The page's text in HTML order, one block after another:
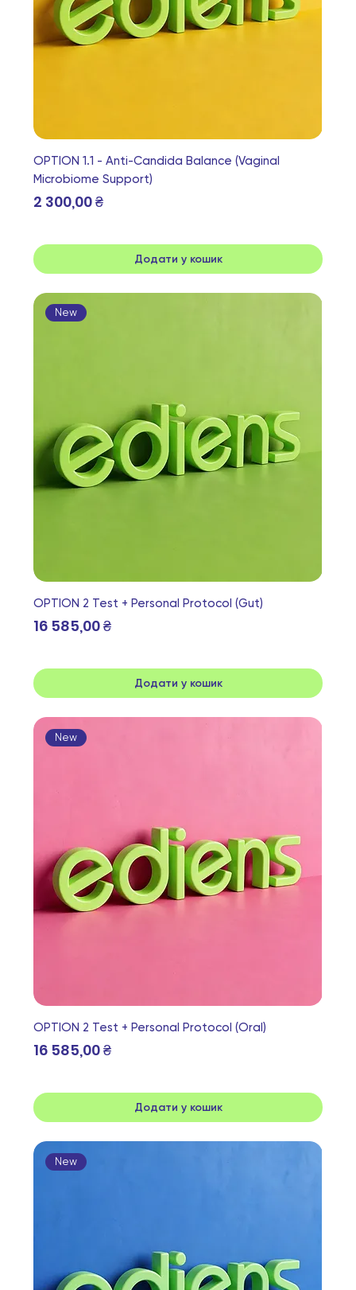
OPTION 1.1 - Anti-Candida Balance (Vaginal
Microbiome Support)
Ціна
2 300,00 ₴
Додати у кошик
New
OPTION 2 Test + Personal Protocol (Gut)
Ціна
16 585,00 ₴
Додати у кошик
New
OPTION 2 Test + Personal Protocol (Oral)
Ціна
16 585,00 ₴
Додати у кошик
New